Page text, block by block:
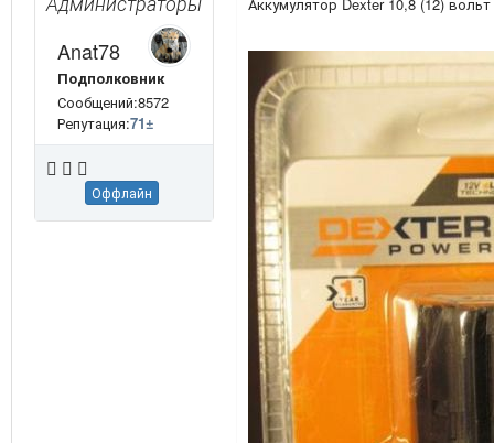
Anat78
Подполковник
Сообщений:8572
Репутация:71±
Оффлайн